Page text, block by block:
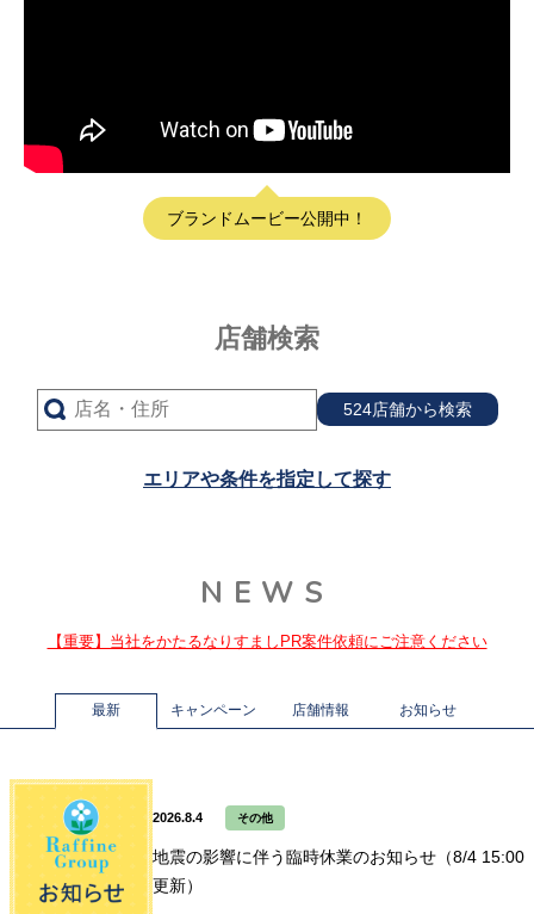
ブランドムービー公開中！
店舗検索
524店舗から検索
エリアや条件を指定して探す
NEWS
【重要】当社をかたるなりすましPR案件依頼にご注意ください
最新 キャンペーン 店舗情報 お知らせ
2026.8.4 その他
地震の影響に伴う臨時休業のお知らせ（8/4 15:00
更新）